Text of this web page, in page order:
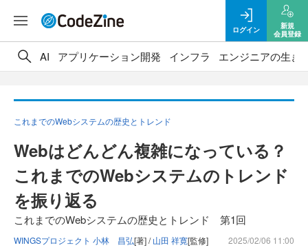
ログイン
新規
会員登録
AI アプリケーション開発 インフラ エンジニアの生き
これまでのWebシステムの歴史とトレンド
Webはどんどん複雑になっている？
これまでのWebシステムのトレンド
を振り返る
これまでのWebシステムの歴史とトレンド 第1回
WINGSプロジェクト 小林 昌弘[著] /山田 祥寛[監修] 2025/02/06 11:00